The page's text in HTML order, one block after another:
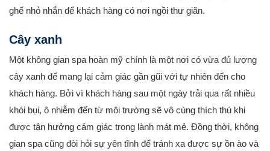
ghế nhỏ nhắn để khách hàng có nơi ngồi thư giãn.
Cây xanh
Một không gian spa hoàn mỹ chính là một nơi có vừa đủ lượng
cây xanh để mang lại cảm giác gần gũi với tự nhiên đến cho
khách hàng. Bởi vì khách hàng sau một ngày trải qua rất nhiều
khói bụi, ô nhiễm đến từ môi trường sẽ vô cùng thích thú khi
được tận hưởng cảm giác trong lành mát mẻ. Đồng thời, không
gian spa cũng đòi hỏi sự yên tĩnh để tránh xa được sự ồn ào và